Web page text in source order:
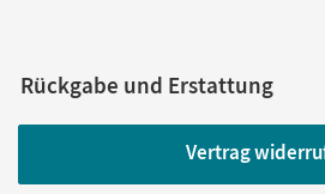
Rückgabe und Erstattung
Vertrag